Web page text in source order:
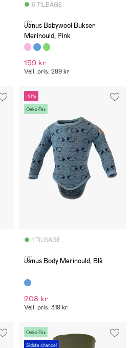
6 TILBAGE
(0)
Janus Babywool Bukser
Merinould, Pink
159 kr
Vejl. pris: 289 kr
-10%
Oeko-Tex
1 TILBAGE
(0)
Janus Body Merinould, Blå
208 kr
Vejl. pris: 319 kr
Oeko-Tex
Sidste chance!